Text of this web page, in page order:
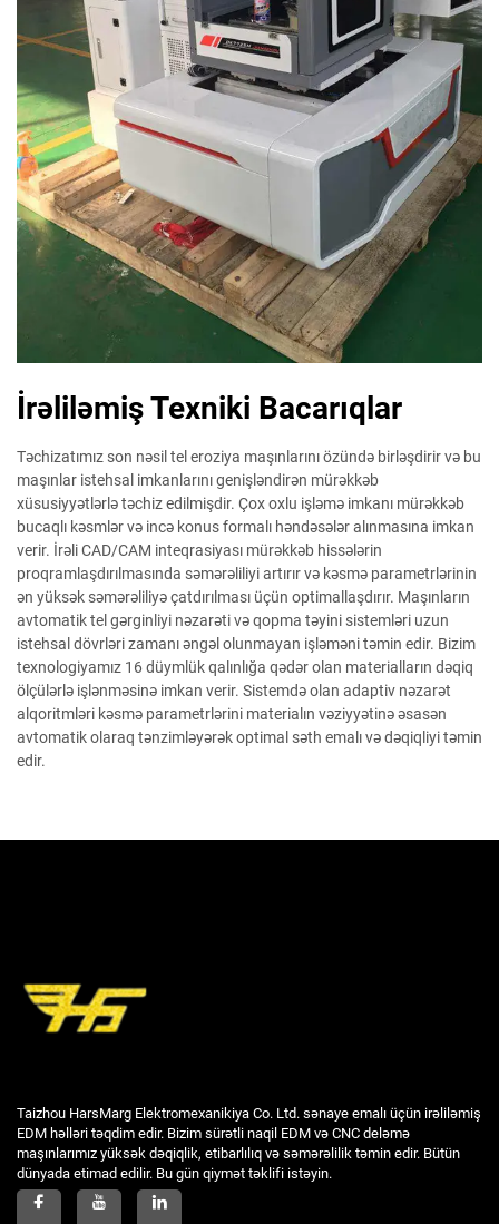
İrəliləmiş Texniki Bacarıqlar
Təchizatımız son nəsil tel eroziya maşınlarını özündə birləşdirir və bu
maşınlar istehsal imkanlarını genişləndirən mürəkkəb
xüsusiyyətlərlə təchiz edilmişdir. Çox oxlu işləmə imkanı mürəkkəb
bucaqlı kəsmlər və incə konus formalı həndəsələr alınmasına imkan
verir. İrəli CAD/CAM inteqrasiyası mürəkkəb hissələrin
proqramlaşdırılmasında səmərəliliyi artırır və kəsmə parametrlərinin
ən yüksək səmərəliliyə çatdırılması üçün optimallaşdırır. Maşınların
avtomatik tel gərginliyi nəzarəti və qopma təyini sistemləri uzun
istehsal dövrləri zamanı əngəl olunmayan işləməni təmin edir. Bizim
texnologiyamız 16 düymlük qalınlığa qədər olan materialların dəqiq
ölçülərlə işlənməsinə imkan verir. Sistemdə olan adaptiv nəzarət
alqoritmləri kəsmə parametrlərini materialın vəziyyətinə əsasən
avtomatik olaraq tənzimləyərək optimal səth emalı və dəqiqliyi təmin
edir.
Taizhou HarsMarg Elektromexanikiya Co. Ltd. sənaye emalı üçün irəliləmiş
EDM həlləri təqdim edir. Bizim sürətli naqil EDM və CNC deləmə
maşınlarımız yüksək dəqiqlik, etibarlılıq və səmərəlilik təmin edir. Bütün
dünyada etimad edilir. Bu gün qiymət təklifi istəyin.